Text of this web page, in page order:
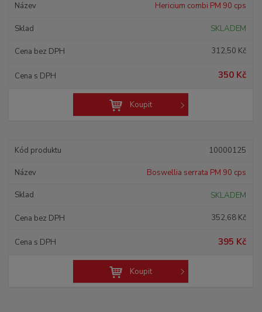
Hericium combi PM 90 cps
SKLADEM
312,50 Kč
350 Kč
Koupit
10000125
Boswellia serrata PM 90 cps
SKLADEM
352,68 Kč
395 Kč
Koupit